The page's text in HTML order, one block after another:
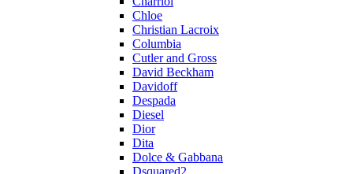
Chloe
Christian Lacroix
Columbia
Cutler and Gross
David Beckham
Davidoff
Despada
Diesel
Dior
Dita
Dolce & Gabbana
Dsquared2